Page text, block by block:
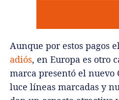
Aunque por estos pagos
adiós, en Europa es otro
marca presentó el nuevo
luce líneas marcadas y